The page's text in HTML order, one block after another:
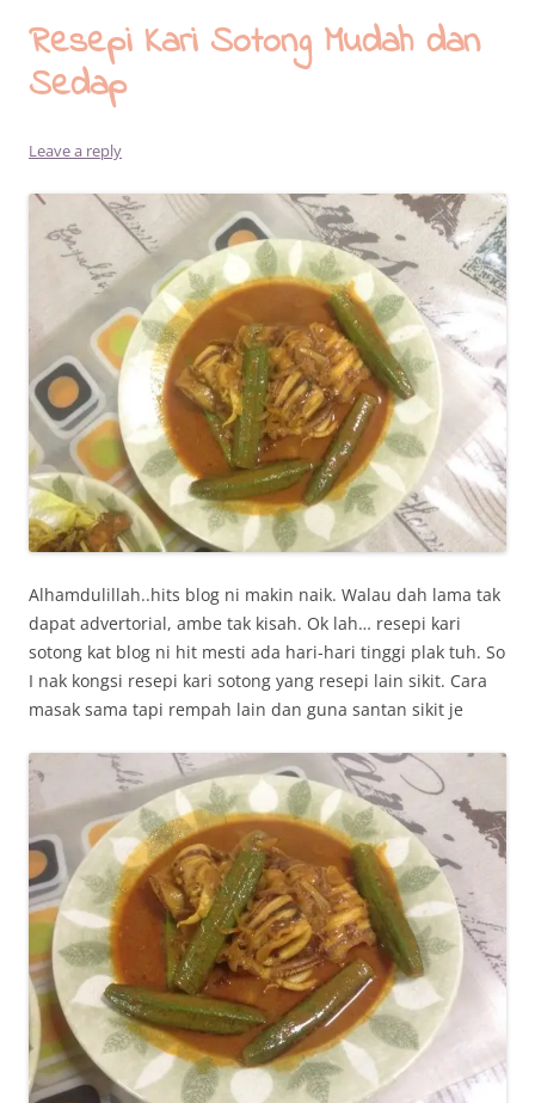
Resepi Kari Sotong Mudah dan
Sedap
Leave a reply
Alhamdulillah..hits blog ni makin naik. Walau dah lama tak
dapat advertorial, ambe tak kisah. Ok lah… resepi kari
sotong kat blog ni hit mesti ada hari-hari tinggi plak tuh. So
I nak kongsi resepi kari sotong yang resepi lain sikit. Cara
masak sama tapi rempah lain dan guna santan sikit je